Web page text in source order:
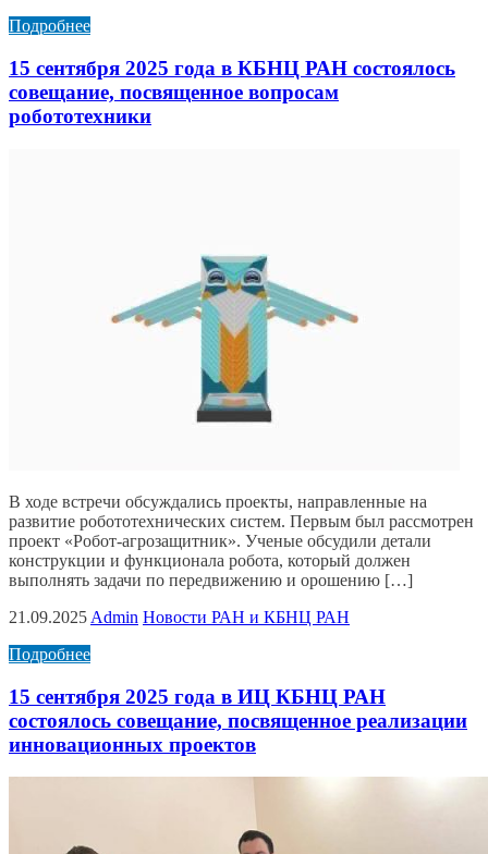
Подробнее
15 сентября 2025 года в КБНЦ РАН состоялось
совещание, посвященное вопросам
робототехники
В ходе встречи обсуждались проекты, направленные на
развитие робототехнических систем. Первым был рассмотрен
проект «Робот-агрозащитник». Ученые обсудили детали
конструкции и функционала робота, который должен
выполнять задачи по передвижению и орошению […]
21.09.2025 Admin Новости РАН и КБНЦ РАН
Подробнее
15 сентября 2025 года в ИЦ КБНЦ РАН
состоялось совещание, посвященное реализации
инновационных проектов